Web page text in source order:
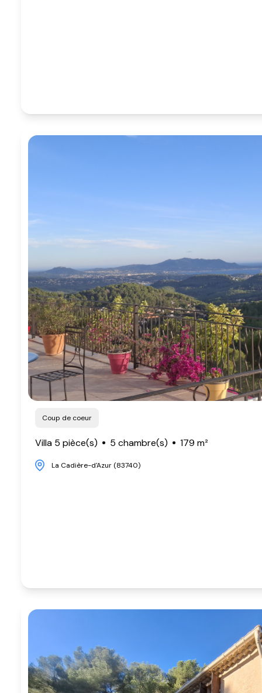
Coup de coeur
Villa 5 pièce(s) 5 chambre(s) 179 m²
La Cadière-d'Azur (83740)